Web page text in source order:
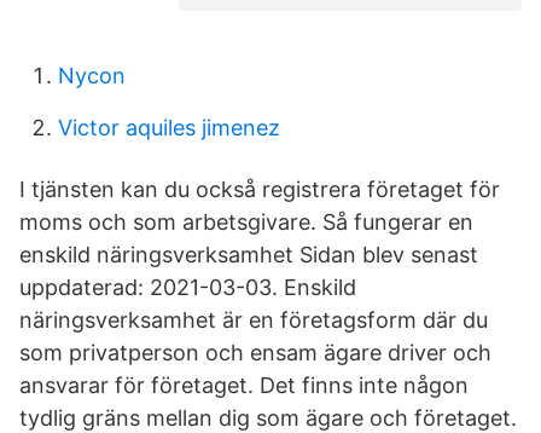
Nycon
Victor aquiles jimenez
I tjänsten kan du också registrera företaget för
moms och som arbetsgivare. Så fungerar en
enskild näringsverksamhet Sidan blev senast
uppdaterad: 2021-03-03. Enskild
näringsverksamhet är en företagsform där du
som privatperson och ensam ägare driver och
ansvarar för företaget. Det finns inte någon
tydlig gräns mellan dig som ägare och företaget.